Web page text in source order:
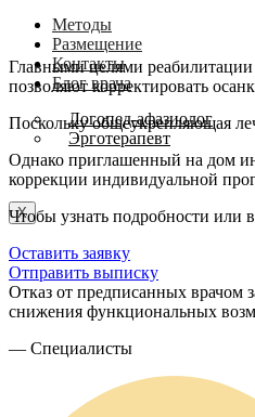
Методы
Размещение
Контакты
Блог врача
Логопед-афазиолог
Эрготерапевт
X
Главными целями
позволяют корректировать
Поскольку общеукрепляющая
Однако приглашенный на дом
коррекции индивидуальной
Чтобы узнать подробности
Оставить заявку
Отправить выписку
Отказ от предписанных врачом
снижения функциональных
— Специалисты